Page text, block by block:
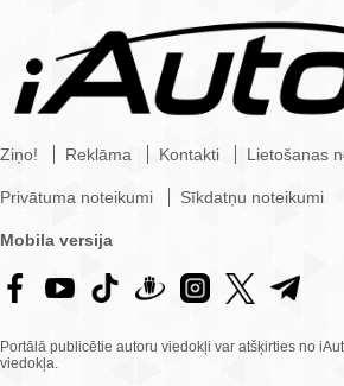
Ziņo! Reklāma Kontakti Lietošanas
Privātuma noteikumi Sīkdatņu noteikumi
Mobila versija
Portālā publicētie autoru viedokļi var atšķirties no
viedokļa.